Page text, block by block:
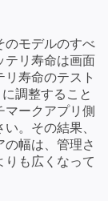
のモデルのすべ
テリ寿命は画面
寿命のテスト
調整すること
マークアプリ側
。その結果、
幅は、管理さ
も広くなって